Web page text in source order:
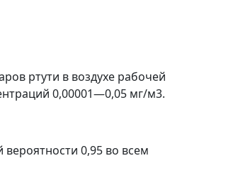
ртути в воздухе рабочей
0,00001—0,05 мг/м3.
0,95 во всем